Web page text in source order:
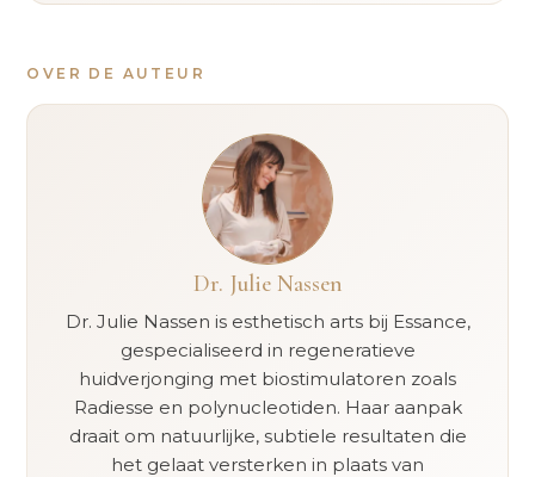
OVER DE AUTEUR
Dr. Julie Nassen
Dr. Julie Nassen is esthetisch arts bij Essance,
gespecialiseerd in regeneratieve
huidverjonging met biostimulatoren zoals
Radiesse en polynucleotiden. Haar aanpak
draait om natuurlijke, subtiele resultaten die
het gelaat versterken in plaats van